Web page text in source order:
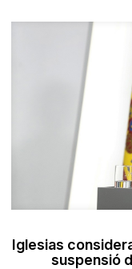
Iglesias
suspensió